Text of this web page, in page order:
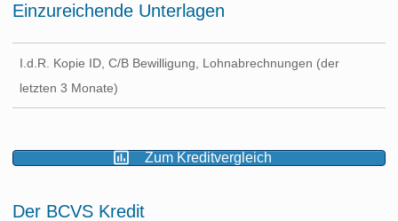
Einzureichende Unterlagen
I.d.R. Kopie ID, C/B Bewilligung, Lohnabrechnungen (der
letzten 3 Monate)
Zum Kreditvergleich
Der BCVS Kredit